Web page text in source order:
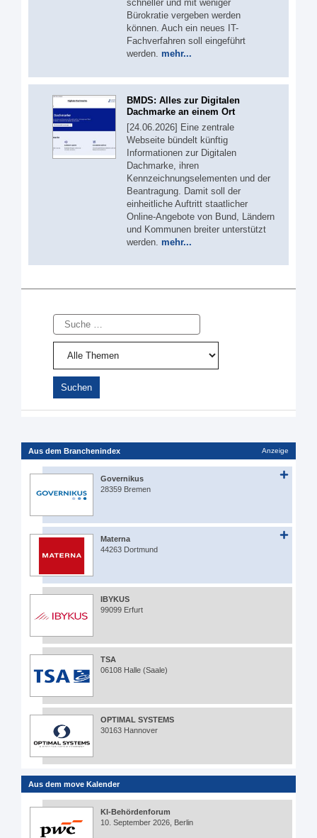
schneller und mit weniger
Bürokratie vergeben werden
können. Auch ein neues IT-
Fachverfahren soll eingeführt
werden. mehr...
BMDS: Alles zur Digitalen
Dachmarke an einem Ort
[24.06.2026] Eine zentrale
Webseite bündelt künftig
Informationen zur Digitalen
Dachmarke, ihren
Kennzeichnungselementen und der
Beantragung. Damit soll der
einheitliche Auftritt staatlicher
Online-Angebote von Bund, Ländern
und Kommunen breiter unterstützt
werden. mehr...
Suche
Aus dem Branchenindex Anzeige
Governikus
28359 Bremen
Materna
44263 Dortmund
IBYKUS
99099 Erfurt
TSA
06108 Halle (Saale)
OPTIMAL SYSTEMS
30163 Hannover
Aus dem move Kalender
KI-Behördenforum
10. September 2026, Berlin